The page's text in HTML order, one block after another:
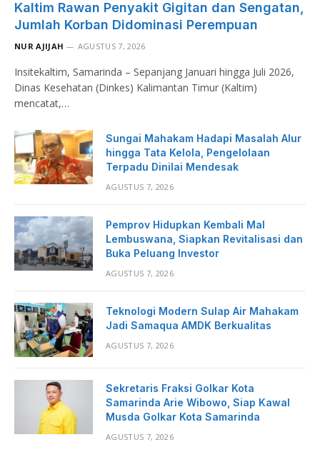
Kaltim Rawan Penyakit Gigitan dan Sengatan,
Jumlah Korban Didominasi Perempuan
NUR AJIJAH AGUSTUS 7, 2026
Insitekaltim, Samarinda – Sepanjang Januari hingga Juli 2026,
Dinas Kesehatan (Dinkes) Kalimantan Timur (Kaltim)
mencatat,…
Sungai Mahakam Hadapi Masalah Alur
hingga Tata Kelola, Pengelolaan
Terpadu Dinilai Mendesak
AGUSTUS 7, 2026
Pemprov Hidupkan Kembali Mal
Lembuswana, Siapkan Revitalisasi dan
Buka Peluang Investor
AGUSTUS 7, 2026
Teknologi Modern Sulap Air Mahakam
Jadi Samaqua AMDK Berkualitas
AGUSTUS 7, 2026
Sekretaris Fraksi Golkar Kota
Samarinda Arie Wibowo, Siap Kawal
Musda Golkar Kota Samarinda
AGUSTUS 7, 2026